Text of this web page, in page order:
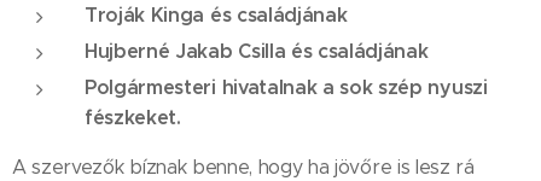
Troják Kinga és családjának
Hujberné Jakab Csilla és családjának
Polgármesteri hivatalnak a sok szép nyuszi
fészkeket.
A szervezők bíznak benne, hogy ha jövőre is lesz rá